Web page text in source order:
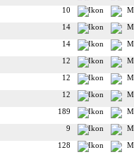
10
14
14
12
12
12
189
9
128